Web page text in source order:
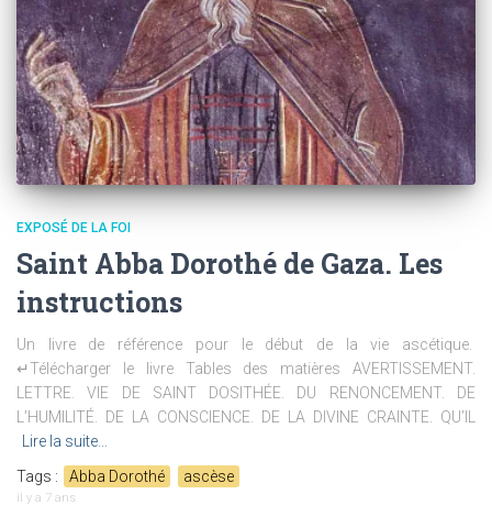
EXPOSÉ DE LA FOI
Saint Abba Dorothé de Gaza. Les
instructions
Un livre de référence pour le début de la vie ascétique.
↵Télécharger le livre Tables des matières AVERTISSEMENT.
LETTRE. VIE DE SAINT DOSITHÉE. DU RENONCEMENT. DE
L’HUMILITÉ. DE LA CONSCIENCE. DE LA DIVINE CRAINTE. QU’IL
Lire la suite…
Tags :
Abba Dorothé ascèse
il y a 7 ans